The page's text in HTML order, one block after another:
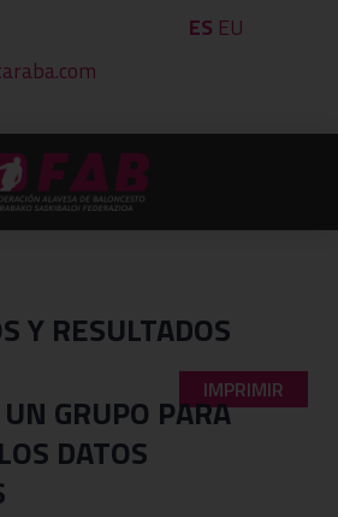
ES EU
Y RESULTADOS
IMPRIMIR
GRUPO PARA
DATOS